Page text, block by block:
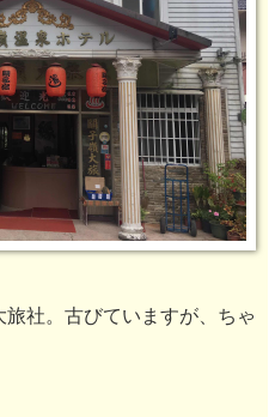
旅社。古びていますが、ちゃ